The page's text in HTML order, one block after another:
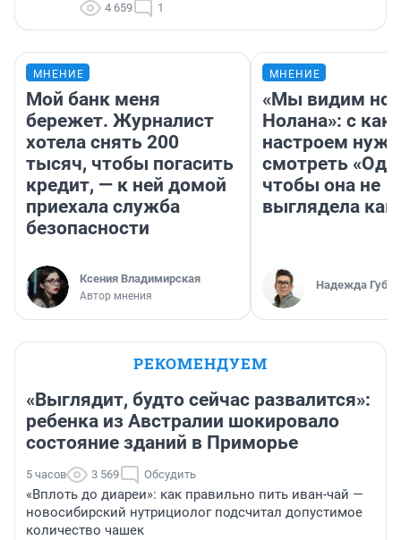
4 659 1
МНЕНИЕ
Мой банк меня
бережет. Журналист
хотела снять 200
тысяч, чтобы погасить
кредит, — к ней домой
приехала служба
безопасности
Ксения Владимирская
Автор мнения
МНЕНИЕ
«Мы видим
Нолана»: с
настроем
смотреть
чтобы она не
выглядела как
Надежда
РЕКОМЕНДУЕМ
«Выглядит, будто сейчас развалится»:
ребенка из Австралии шокировало
состояние зданий в Приморье
5 часов 3 569 Обсудить
«Вплоть до диареи»: как правильно пить иван-чай —
новосибирский нутрициолог подсчитал допустимое
количество чашек